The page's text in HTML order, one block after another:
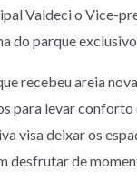
Valdeci o Vice-
do parque
recebeu areia
para levar conforto
visa deixar os
desfrutar de